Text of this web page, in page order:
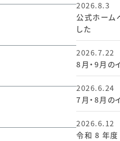
2026.8.3
公式ホーム
した
2026.7.22
8月・9月の
2026.6.24
7月・8月の
2026.6.12
令和 8 年度